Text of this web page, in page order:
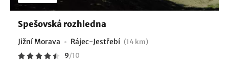
Spešovská rozhledna
Jižní Morava Rájec-Jestřebí (14 km)
9/10